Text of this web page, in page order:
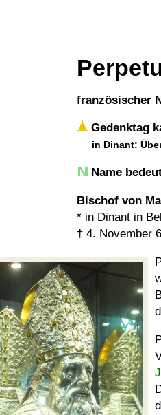
französischer
Gedenktag
in Dinant:
Name
Bischof von
* in Dinant in
† 4. November